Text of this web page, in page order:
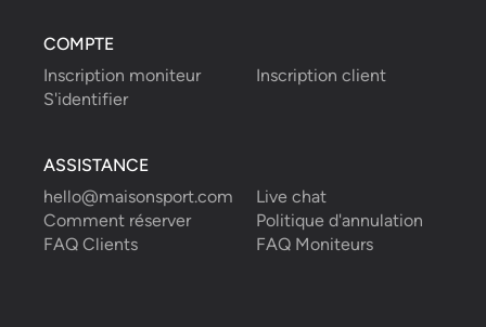
COMPTE
Inscription moniteur
Inscription client
S'identifier
ASSISTANCE
hello@maisonsport.com
Live chat
Comment réserver
Politique d'annulation
FAQ Clients
FAQ Moniteurs